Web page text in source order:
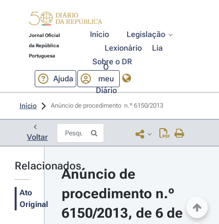
Jornal Oficial
da República
Portuguesa
Início
Legislação
Lexionário
Lia
Sobre o DR
Ajuda
O
meu
Diário
Início Anúncio de procedimento  n.º 6150/2013
Voltar
Relacionados
Ato
Original
Anúncio de
procedimento n.º
6150/2013, de 6 de